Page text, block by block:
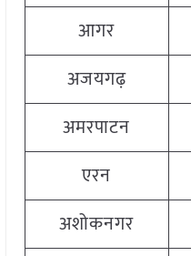
आगर
अजयगढ़
अमरपाटन
एरन
अशोकनगर